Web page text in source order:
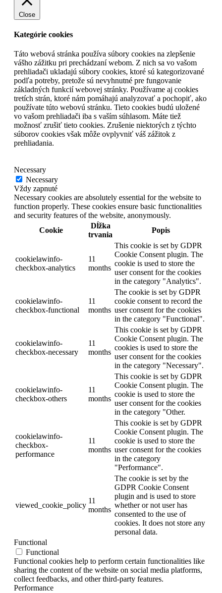
Close
Kategórie cookies
Táto webová stránka používa súbory cookies na zlepšenie
vášho zážitku pri prechádzaní webom. Z nich sa vo vašom
prehliadači ukladajú súbory cookies, ktoré sú kategorizované
podľa potreby, pretože sú nevyhnutné pre fungovanie
základných funkcií webovej stránky. Používame aj cookies
tretích strán, ktoré nám pomáhajú analyzovať a pochopiť, ako
používate túto webovú stránku. Tieto cookies budú uložené
vo vašom prehliadači iba s vaším súhlasom. Máte tiež
možnosť zrušiť tieto cookies. Zrušenie niektorých z týchto
súborov cookies však môže ovplyvniť váš zážitok z
prehliadania.
Necessary
Necessary
Vždy zapnuté
Necessary cookies are absolutely essential for the website to
function properly. These cookies ensure basic functionalities
and security features of the website, anonymously.
Cookie
Dĺžka
trvania
Popis
cookielawinfo-
checkbox-analytics
11
months
This cookie is set by GDPR
Cookie Consent plugin. The
cookie is used to store the
user consent for the cookies
in the category "Analytics".
cookielawinfo-
checkbox-functional
11
months
The cookie is set by GDPR
cookie consent to record the
user consent for the cookies
in the category "Functional".
cookielawinfo-
checkbox-necessary
11
months
This cookie is set by GDPR
Cookie Consent plugin. The
cookies is used to store the
user consent for the cookies
in the category "Necessary".
cookielawinfo-
checkbox-others
11
months
This cookie is set by GDPR
Cookie Consent plugin. The
cookie is used to store the
user consent for the cookies
in the category "Other.
cookielawinfo-
checkbox-
performance
11
months
This cookie is set by GDPR
Cookie Consent plugin. The
cookie is used to store the
user consent for the cookies
in the category
"Performance".
viewed_cookie_policy
11
months
The cookie is set by the
GDPR Cookie Consent
plugin and is used to store
whether or not user has
consented to the use of
cookies. It does not store any
personal data.
Functional
Functional
Functional cookies help to perform certain functionalities like
sharing the content of the website on social media platforms,
collect feedbacks, and other third-party features.
Performance